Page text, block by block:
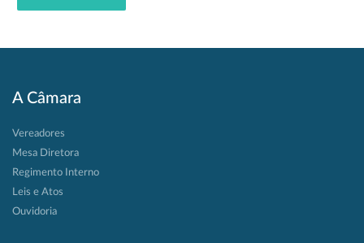
A Câmara
Vereadores
Mesa Diretora
Regimento Interno
Leis e Atos
Ouvidoria